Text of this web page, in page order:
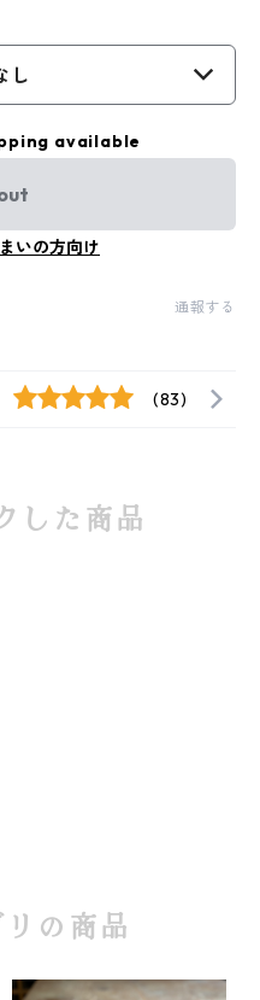
し
available
いの方向け
通報する
(83)
した商品
の商品